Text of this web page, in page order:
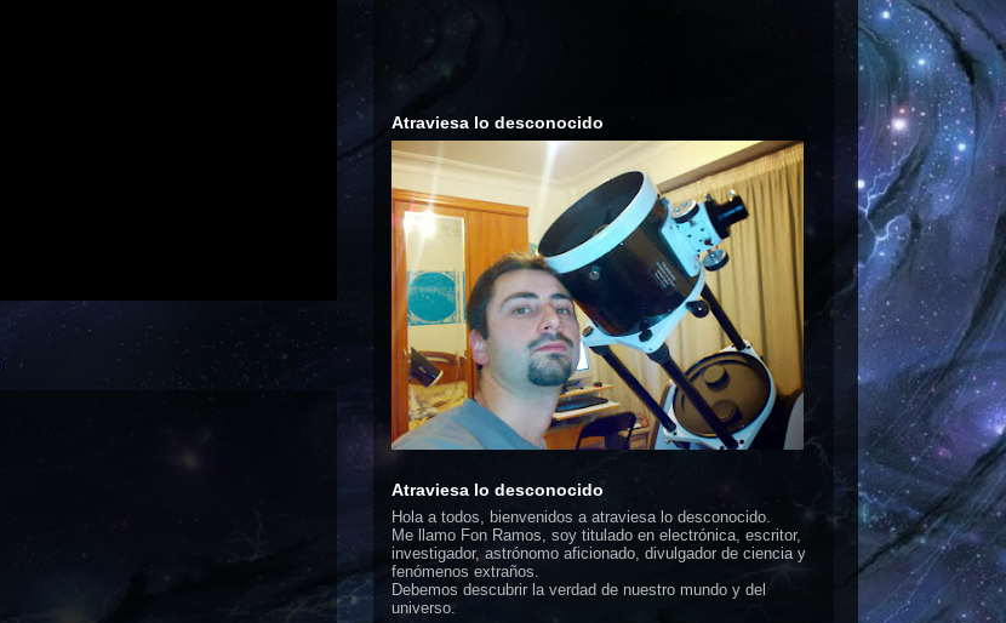
Atraviesa lo desconocido
Atraviesa lo desconocido
Hola a todos, bienvenidos a atraviesa lo desconocido.
Me llamo Fon Ramos, soy titulado en electrónica, escritor,
investigador, astrónomo aficionado, divulgador de ciencia y
fenómenos extraños.
Debemos descubrir la verdad de nuestro mundo y del
universo.